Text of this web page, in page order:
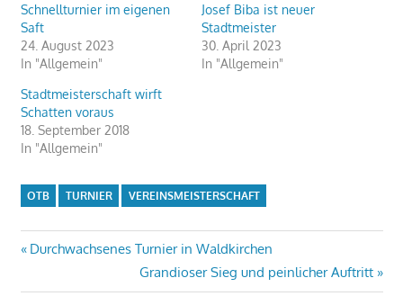
Schnellturnier im eigenen
Saft
24. August 2023
In "Allgemein"
Josef Biba ist neuer
Stadtmeister
30. April 2023
In "Allgemein"
Stadtmeisterschaft wirft
Schatten voraus
18. September 2018
In "Allgemein"
OTB TURNIER VEREINSMEISTERSCHAFT
Beitragsnavigation
Vorheriger
Durchwachsenes Turnier in Waldkirchen
Nächster
Beitrag:
Grandioser Sieg und peinlicher Auftritt